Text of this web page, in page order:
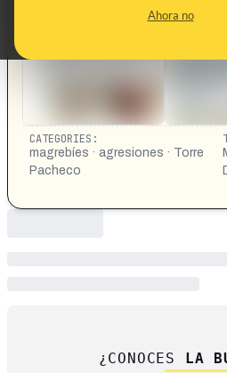
Ahora no
paseaba con su mujer en Torre
CATEGORIES:
magrebíes · agresiones · Torre
Pacheco
¿CONOCES LA